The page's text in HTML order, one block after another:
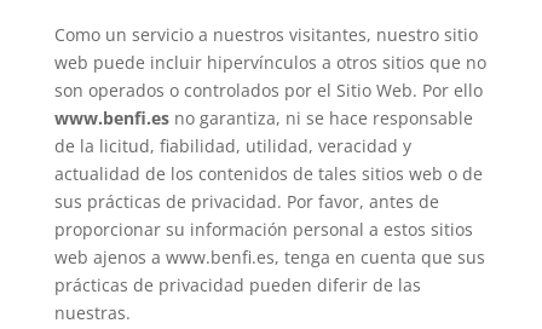
Como un servicio a nuestros visitantes, nuestro sitio
web puede incluir hipervínculos a otros sitios que no
son operados o controlados por el Sitio Web. Por ello
www.benfi.es no garantiza, ni se hace responsable
de la licitud, fiabilidad, utilidad, veracidad y
actualidad de los contenidos de tales sitios web o de
sus prácticas de privacidad. Por favor, antes de
proporcionar su información personal a estos sitios
web ajenos a www.benfi.es, tenga en cuenta que sus
prácticas de privacidad pueden diferir de las
nuestras.